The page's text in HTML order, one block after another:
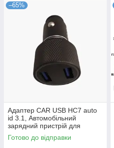
–65%
Адаптер CAR USB HC7 auto
id 3.1, Автомобільний
зарядний пристрій для
телефону, навігатора,
камери
Готово до відправки